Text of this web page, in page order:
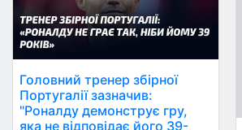
Головний тренер збірної
Португалії зазначив:
"Роналду демонструє гру,
яка не відповідає його 39-